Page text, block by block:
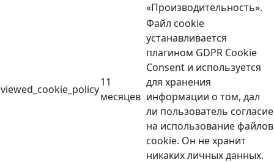
«Производительность».
viewed_cookie_policy
11
месяцев
Файл cookie
устанавливается
плагином GDPR Cookie
Consent и используется
для хранения
информации о том, дал
ли пользователь согласие
на использование файлов
cookie. Он не хранит
никаких личных данных.